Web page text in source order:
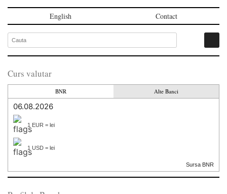
English Contact
Curs valutar
BNR Alte Banci
06.08.2026
1 EUR = lei
1 USD = lei
Sursa BNR